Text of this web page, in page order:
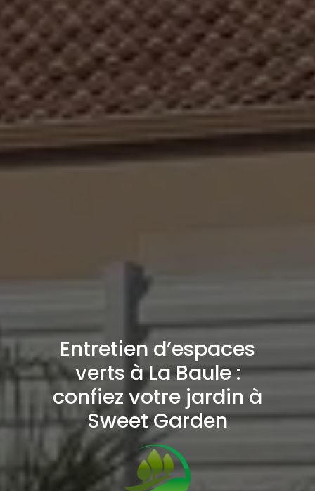
Entretien d’espaces
verts à La Baule :
confiez votre jardin à
Sweet Garden